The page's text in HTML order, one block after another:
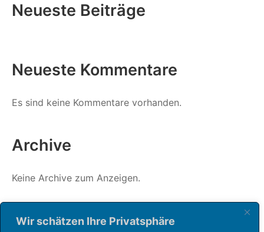
Wir schätzen Ihre Privatsphäre
Neueste Beiträge
Neueste Kommentare
Es sind keine Kommentare vorhanden.
Archive
Keine Archive zum Anzeigen.
Kategorien